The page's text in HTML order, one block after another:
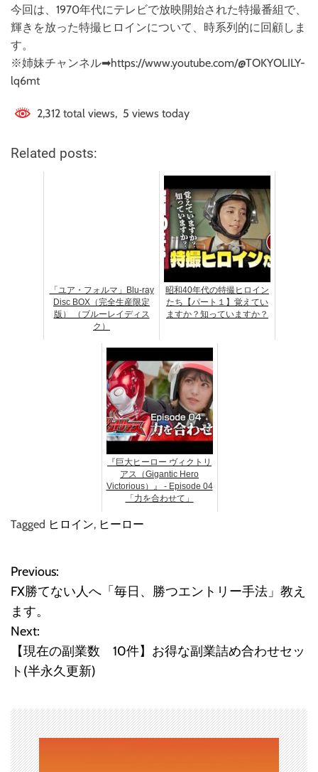
今回は、1970年代にテレビで放映開始された特撮番組で、
輝きを放った特撮ヒロインについて、時系列的に回顧しま
す。
※姉妹チャンネル➡https://www.youtube.com/@TOKYOLILY-
lq6mt
2,312 total views, 5 views today
Related posts:
「ユア・フォルマ」Blu-ray
Disc BOX（完全生産限定
版） （ブルーレイディス
ク）
昭和40年代の特撮ヒロイン
たち【パート１】覚えてい
ますか？知っていますか？
『巨大ヒーロー ヴィクトリ
アス（Gigantic Hero
Victorious）』 - Episode 04
「力を合わせて」
Tagged ヒロイン, ヒーロー
投
稿
ナ
ビ
ー
シ
Previous:
FX勝てない人へ「毎日、勝つエントリー手法」教え
ます。
Next:
【現在の副業数 10件】お得な副業詰め合わせセッ
ト(半永久更新)